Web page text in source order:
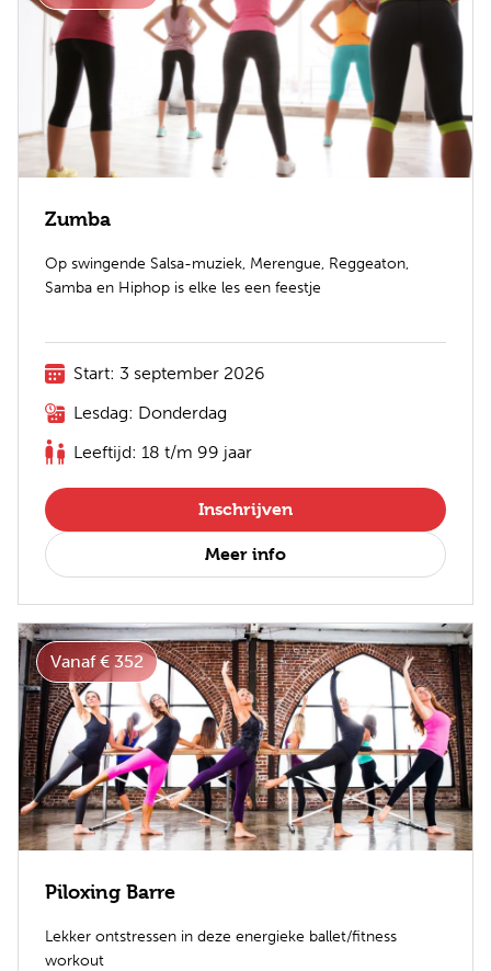
Zumba
Op swingende Salsa-muziek, Merengue, Reggeaton,
Samba en Hiphop is elke les een feestje
Start: 3 september 2026
Lesdag: Donderdag
Leeftijd: 18 t/m 99 jaar
Inschrijven
Meer info
Vanaf € 352
Piloxing Barre
Lekker ontstressen in deze energieke ballet/fitness
workout